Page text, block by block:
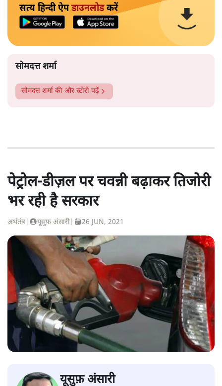
सत्य हिन्दी ऐपडाउनलोडकरें
सोमदत्त शर्मा
सोमदत्त शर्मा की और स्टोरी पढ़ें
पेट्रोल-डीज़ल पर चवन्नी बढ़ाकर तिजोरी
भर रही है सरकार
अर्थतंत्र यूसुफ़ अंसारी 26 JUN, 2021
यूसुफ़ अंसारी